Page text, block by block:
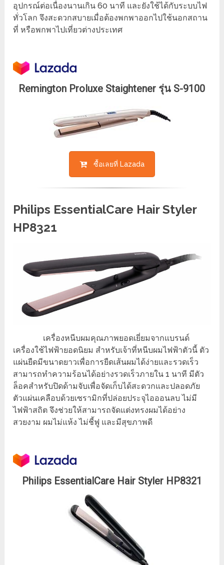
อุปกรณ์ต่อเนื่องนานเกิน 60 นาที และยังใช้ได้กับระบบไฟ
ทั่วโลก จึงสะดวกสบายเมื่อต้องพกพาออกไปใช้นอกสถาน
ที่ หรือพกพาไปเที่ยวต่างประเทศ
Remington Proluxe Staightener รุ่น S-9100
ซื้อเลยที่ Lazada
Philips EssentialCare Hair Styler
HP8321
เครื่องหนีบผมคุณภาพยอดเยี่ยมจากแบรนด์
เครื่องใช้ไฟฟ้ายอดนิยม สำหรับเจ้าที่หนีบผมไฟฟ้าตัวนี้ ตัว
แผ่นยืดมีขนาดยาวเพื่อการยืดเส้นผมได้ง่ายและรวดเร็ว
สามารถทำความร้อนได้อย่างรวดเร็วภายใน 1 นาที มีตัว
ล็อคสำหรับปิดด้ามจับเพื่อจัดเก็บได้สะดวกและปลอดภัย
ตัวแผ่นเคลือบด้วยเซรามิกที่ปล่อยประจุไอออนลบ ไม่มี
ไฟฟ้าสถิต จึงช่วยให้สามารถจัดแต่งทรงผมได้อย่าง
สวยงาม ผมไม่แห้ง ไม่ชี้ฟู และมีสุขภาพดี
Philips EssentialCare Hair Styler HP8321